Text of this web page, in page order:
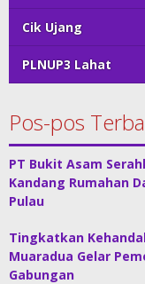
Cik Ujang
PLNUP3 Lahat
Pos-pos
PT Bukit Asam
Kandang Rumahan
Pulau
Tingkatkan
Muaradua Gelar
Gabungan